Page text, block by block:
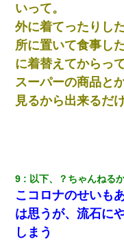
いって。
外に着てったりし
所に置いて食事し
に着替えてからって
スーパーの商品と
見るから出来るだ
9 以下、？ちゃんねる
こコロナのせいも
は思うが、流石に
しまう